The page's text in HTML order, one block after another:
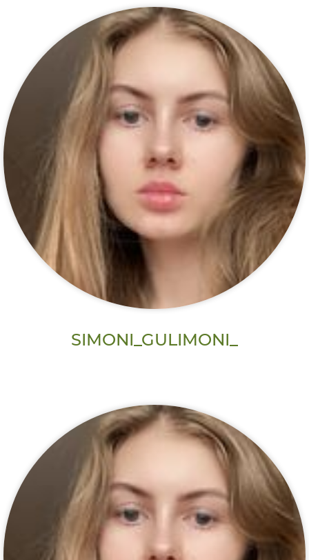
SIMONI_GULIMONI_